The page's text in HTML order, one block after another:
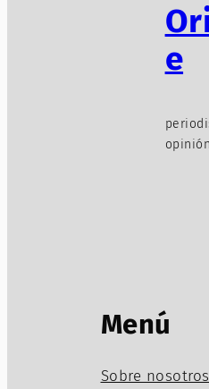
e
opinión
Menú
Sobre nosotros